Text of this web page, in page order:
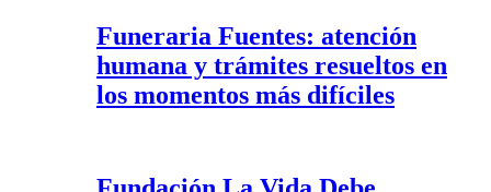
Funeraria Fuentes: atención
humana y trámites resueltos en
los momentos más difíciles